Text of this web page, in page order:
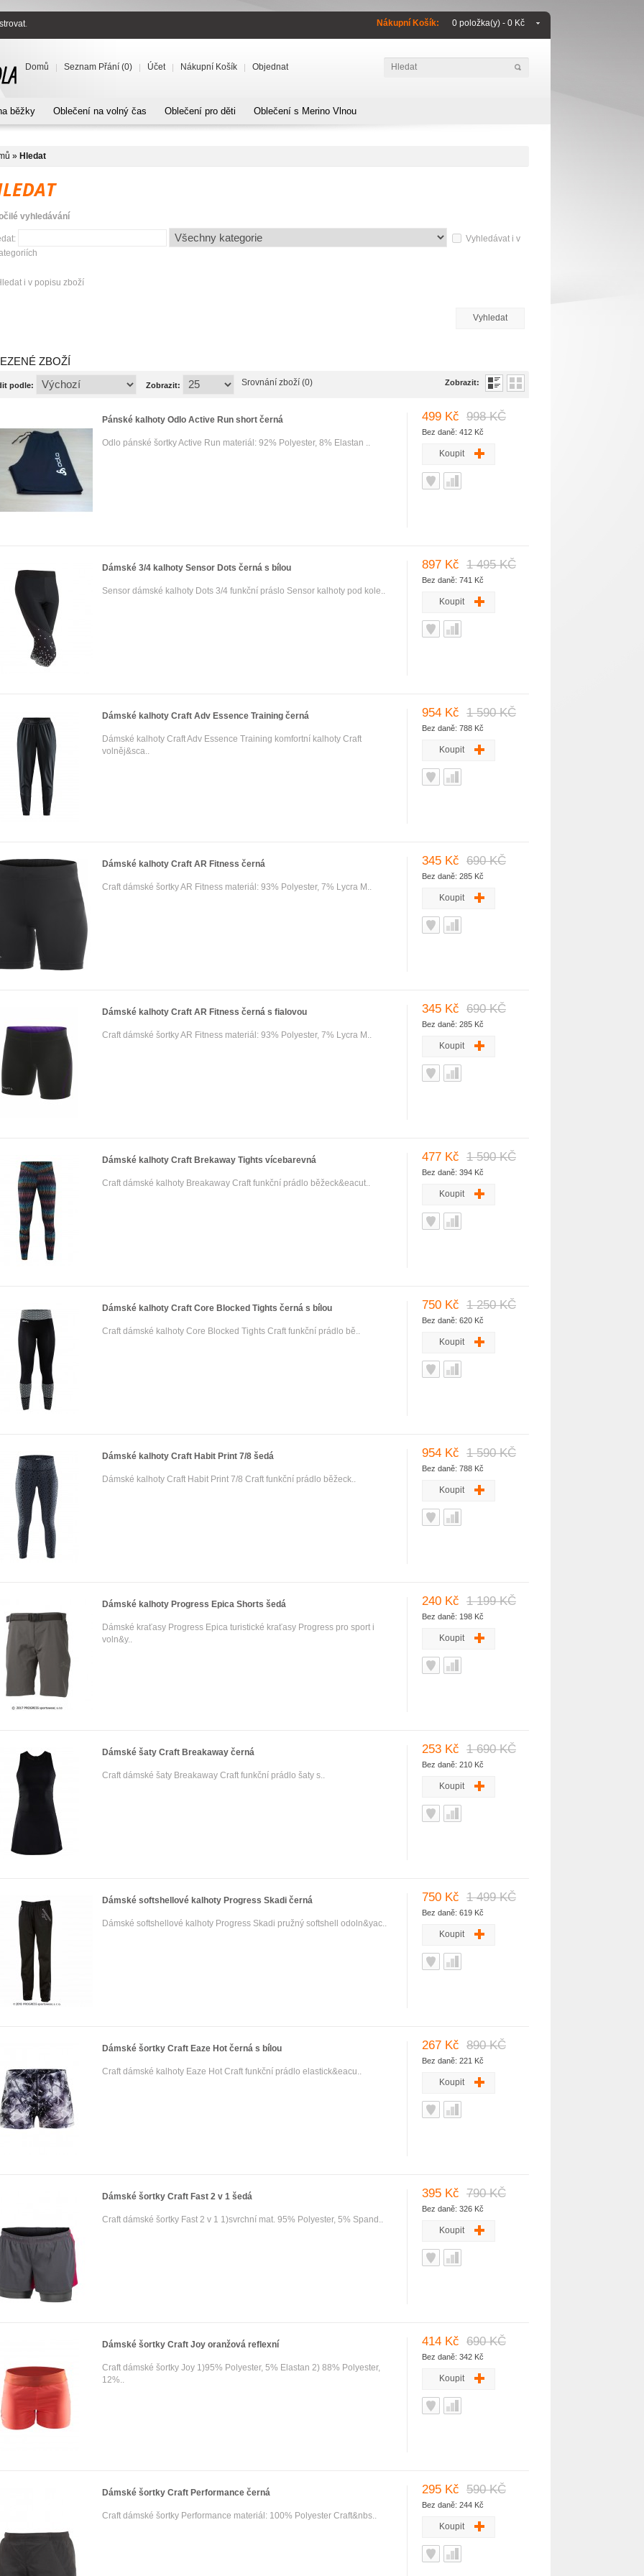
Nákupní Košík: 0 položka(y) - 0 Kč
.
Domů Seznam Přání (0) Účet Nákupní Košík Objednat
běžky Oblečení na volný čas Oblečení pro děti Oblečení s Merino Vlnou
» Hledat
vyhledávání
Vyhledávat i v
i v popisu zboží
Vyhledat
ZBOŽÍ
Zobrazit:
podle: Zobrazit: Srovnání zboží (0)
499 Kč 998 KČ
Bez daně: 412 Kč
Koupit
Pánské kalhoty Odlo Active Run short černá
Odlo pánské šortky Active Run materiál: 92% Polyester, 8% Elastan ..
897 Kč 1 495 KČ
Bez daně: 741 Kč
Koupit
Dámské 3/4 kalhoty Sensor Dots černá s bílou
Sensor dámské kalhoty Dots 3/4 funkční práslo Sensor kalhoty pod kole..
954 Kč 1 590 KČ
Bez daně: 788 Kč
Koupit
Dámské kalhoty Craft Adv Essence Training černá
Dámské kalhoty Craft Adv Essence Training komfortní kalhoty Craft
volněj&sca..
345 Kč 690 KČ
Bez daně: 285 Kč
Koupit
Dámské kalhoty Craft AR Fitness černá
Craft dámské šortky AR Fitness materiál: 93% Polyester, 7% Lycra M..
345 Kč 690 KČ
Bez daně: 285 Kč
Koupit
Dámské kalhoty Craft AR Fitness černá s fialovou
Craft dámské šortky AR Fitness materiál: 93% Polyester, 7% Lycra M..
477 Kč 1 590 KČ
Bez daně: 394 Kč
Koupit
Dámské kalhoty Craft Brekaway Tights vícebarevná
Craft dámské kalhoty Breakaway Craft funkční prádlo běžeck&eacut..
750 Kč 1 250 KČ
Bez daně: 620 Kč
Koupit
Dámské kalhoty Craft Core Blocked Tights černá s bílou
Craft dámské kalhoty Core Blocked Tights Craft funkční prádlo bě..
954 Kč 1 590 KČ
Bez daně: 788 Kč
Koupit
Dámské kalhoty Craft Habit Print 7/8 šedá
Dámské kalhoty Craft Habit Print 7/8 Craft funkční prádlo běžeck..
240 Kč 1 199 KČ
Bez daně: 198 Kč
Koupit
Dámské kalhoty Progress Epica Shorts šedá
Dámské kraťasy Progress Epica turistické kraťasy Progress pro sport i
voln&y..
253 Kč 1 690 KČ
Bez daně: 210 Kč
Koupit
Dámské šaty Craft Breakaway černá
Craft dámské šaty Breakaway Craft funkční prádlo šaty s..
750 Kč 1 499 KČ
Bez daně: 619 Kč
Koupit
Dámské softshellové kalhoty Progress Skadi černá
Dámské softshellové kalhoty Progress Skadi pružný softshell odoln&yac..
267 Kč 890 KČ
Bez daně: 221 Kč
Koupit
Dámské šortky Craft Eaze Hot černá s bílou
Craft dámské kalhoty Eaze Hot Craft funkční prádlo elastick&eacu..
395 Kč 790 KČ
Bez daně: 326 Kč
Koupit
Dámské šortky Craft Fast 2 v 1 šedá
Craft dámské šortky Fast 2 v 1 1)svrchní mat. 95% Polyester, 5% Spand..
414 Kč 690 KČ
Bez daně: 342 Kč
Koupit
Dámské šortky Craft Joy oranžová reflexní
Craft dámské šortky Joy 1)95% Polyester, 5% Elastan 2) 88% Polyester,
12%..
295 Kč 590 KČ
Bez daně: 244 Kč
Koupit
Dámské šortky Craft Performance černá
Craft dámské šortky Performance materiál: 100% Polyester Craft&nbs..